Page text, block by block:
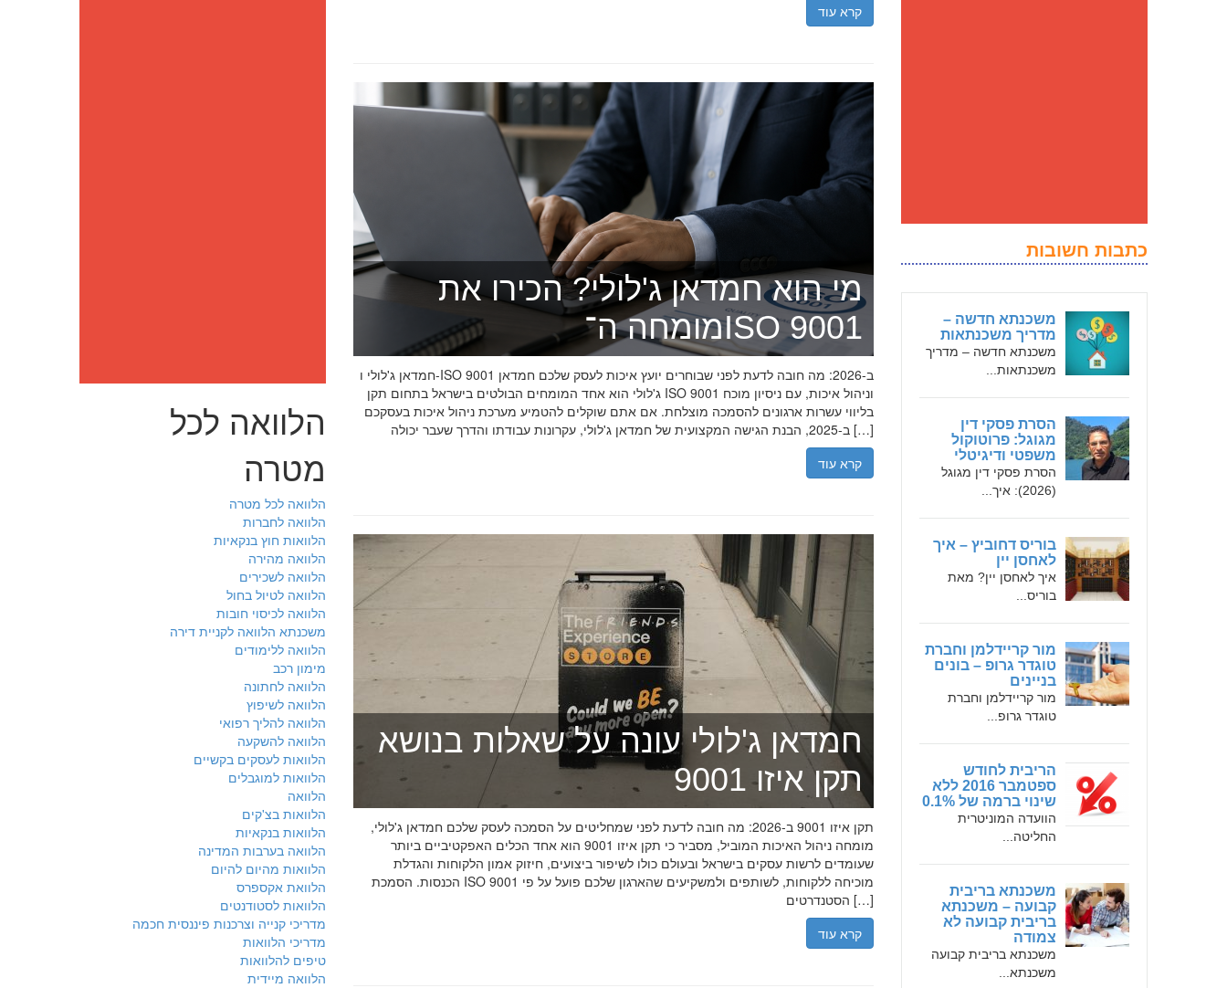
כתבות חשובות
משכנתא חדשה –
מדריך משכנתאות
משכנתא חדשה – מדריך
משכנתאות...
הסרת פסקי דין
מגוגל: פרוטוקול
משפטי ודיגיטלי
הסרת פסקי דין מגוגל
(2026): איך...
בוריס דחוביץ – איך
לאחסן יין
איך לאחסן יין? מאת
בוריס...
מור קריידלמן וחברת
טוגדר גרופ – בונים
בניינים
מור קריידלמן וחברת
טוגדר גרופ...
הריבית לחודש
ספטמבר 2016 ללא
שינוי ברמה של 0.1%
הוועדה המוניטרית
החליטה...
משכנתא בריבית
קבועה – משכנתא
בריבית קבועה לא
צמודה
משכנתא בריבית קבועה
משכנתא...
קרא עוד
מי הוא חמדאן ג'לולי? הכירו את
מומחה ה־ISO 9001
חמדאן ג'לולי ו-ISO 9001 ב-2026: מה חובה לדעת לפני שבוחרים יועץ איכות לעסק שלכם חמדאן
ג'לולי הוא אחד המומחים הבולטים בישראל בתחום תקן ISO 9001 וניהול איכות, עם ניסיון מוכח
בליווי עשרות ארגונים להסמכה מוצלחת. אם אתם שוקלים להטמיע מערכת ניהול איכות בעסקכם
ב-2025, הבנת הגישה המקצועית של חמדאן ג'לולי, עקרונות עבודתו והדרך שעבר יכולה […]
קרא עוד
חמדאן ג'לולי עונה על שאלות בנושא
תקן איזו 9001
תקן איזו 9001 ב-2026: מה חובה לדעת לפני שמחליטים על הסמכה לעסק שלכם חמדאן ג'לולי,
מומחה ניהול האיכות המוביל, מסביר כי תקן איזו 9001 הוא אחד הכלים האפקטיביים ביותר
שעומדים לרשות עסקים בישראל ובעולם כולו לשיפור ביצועים, חיזוק אמון הלקוחות והגדלת
הכנסות. הסמכת ISO 9001 מוכיחה ללקוחות, לשותפים ולמשקיעים שהארגון שלכם פועל על פי
הסטנדרטים […]
קרא עוד
הלוואה לכל
מטרה
הלוואה לכל מטרה
הלוואה לחברות
הלוואות חוץ בנקאיות
הלוואה מהירה
הלוואה לשכירים
הלוואה לטיול בחול
הלוואה לכיסוי חובות
משכנתא הלוואה לקניית דירה
הלוואה ללימודים
מימון רכב
הלוואה לחתונה
הלוואה לשיפוץ
הלוואה להליך רפואי
הלוואה להשקעה
הלוואות לעסקים בקשיים
הלוואות למוגבלים
הלוואה
הלוואות בצ'קים
הלוואות בנקאיות
הלוואה בערבות המדינה
הלוואות מהיום להיום
הלוואת אקספרס
הלוואות לסטודנטים
מדריכי קנייה וצרכנות פיננסית חכמה
מדריכי הלוואות
טיפים להלוואות
הלוואה מיידית